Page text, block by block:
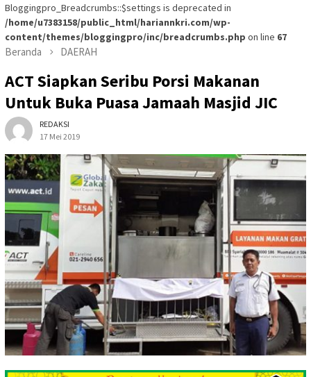
Bloggingpro_Breadcrumbs::$settings is deprecated in
/home/u7383158/public_html/hariannkri.com/wp-
content/themes/bloggingpro/inc/breadcrumbs.php on line 67
Beranda DAERAH
ACT Siapkan Seribu Porsi Makanan
Untuk Buka Puasa Jamaah Masjid JIC
REDAKSI
17 Mei 2019